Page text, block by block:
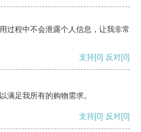
过程中不会泄露个人信息，让我非常
支持[0] 反对[0]
满足我所有的购物需求。
支持[0] 反对[0]